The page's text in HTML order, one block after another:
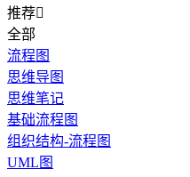
推荐
全部
流程图
思维导图
思维笔记
基础流程图
组织结构-流程图
UML图